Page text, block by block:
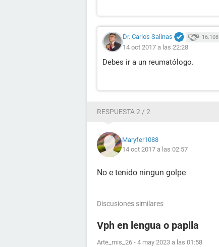
Dr. Carlos Salinas 16.108
14 oct 2017 a las 22:28
Debes ir a un reumatólogo.
RESPUESTA 2 / 2
Maryfer1088
14 oct 2017 a las 02:57
No e tenido ningun golpe
Discusiones similares
Vph en lengua o papila
Arte_mis_26 - 4 may 2023 a las 01:58